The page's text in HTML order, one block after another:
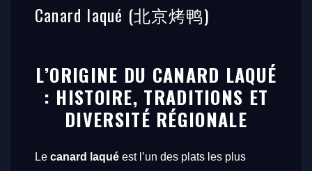
Canard laqué (北京烤鸭)
L’ORIGINE DU CANARD LAQUÉ
: HISTOIRE, TRADITIONS ET
DIVERSITÉ RÉGIONALE
Le canard laqué est l’un des plats les plus